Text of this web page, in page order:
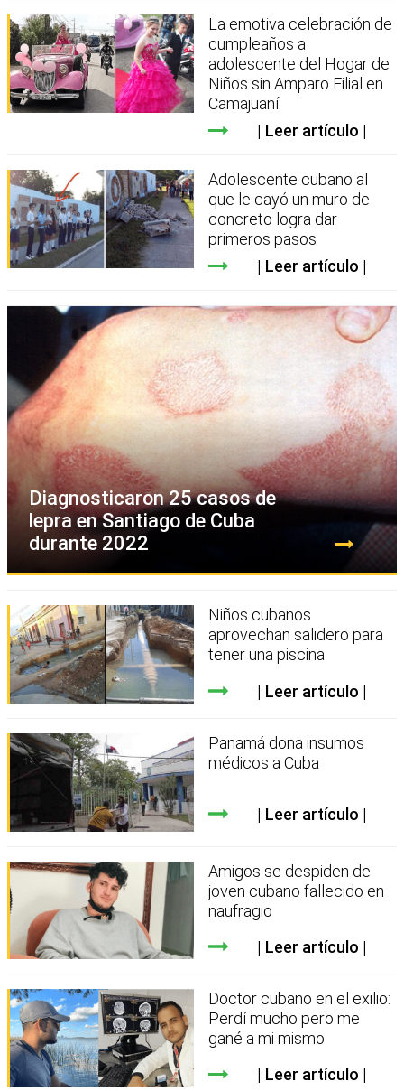
La emotiva celebración de
cumpleaños a
adolescente del Hogar de
Niños sin Amparo Filial en
Camajuaní
Leer artículo
Adolescente cubano al
que le cayó un muro de
concreto logra dar
primeros pasos
Leer artículo
Diagnosticaron 25 casos de
lepra en Santiago de Cuba
durante 2022
Niños cubanos
aprovechan salidero para
tener una piscina
Leer artículo
Panamá dona insumos
médicos a Cuba
Leer artículo
Amigos se despiden de
joven cubano fallecido en
naufragio
Leer artículo
Doctor cubano en el exilio:
Perdí mucho pero me
gané a mi mismo
Leer artículo